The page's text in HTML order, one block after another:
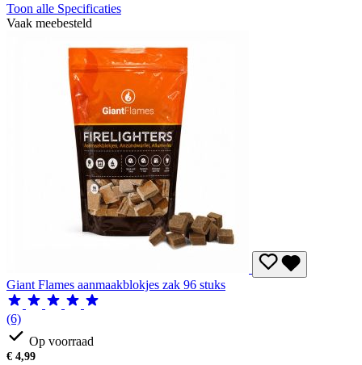
Toon alle Specificaties
Vaak meebesteld
Giant Flames aanmaakblokjes zak 96 stuks
(6)
Op voorraad
€ 4,99